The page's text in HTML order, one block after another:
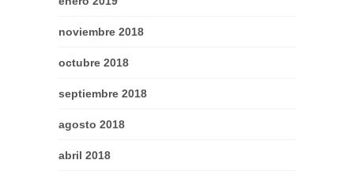
noviembre 2018
octubre 2018
septiembre 2018
agosto 2018
abril 2018